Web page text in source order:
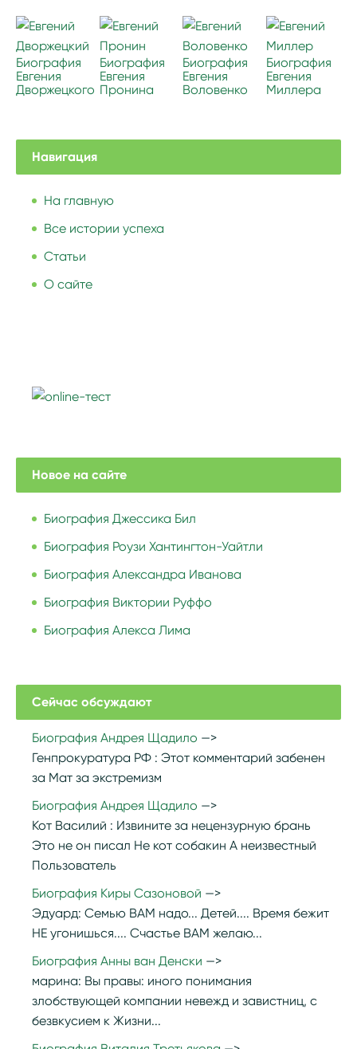
Биография
Евгения
Дворжецкого
Биография
Евгения
Пронина
Биография
Евгения
Воловенко
Биография
Евгения
Миллера
Навигация
На главную
Все истории успеха
Статьи
О сайте
Новое на сайте
Биография Джессика Бил
Биография Роузи Хантингтон-Уайтли
Биография Александра Иванова
Биография Виктории Руффо
Биография Алекса Лима
Сейчас обсуждают
Биография Андрея Щадило
Генпрокуратура РФ : Этот комментарий забенен
за Мат за экстремизм
Биография Андрея Щадило
Кот Василий : Извините за нецензурную брань
Это не он писал Не кот собакин А неизвестный
Пользователь
Биография Киры Сазоновой
Эдуард: Семью ВАМ надо... Детей.... Время бежит
НЕ угонишься.... Счастье ВАМ желаю...
Биография Анны ван Денски
марина: Вы правы: иного понимания
злобствующей компании невежд и завистниц, с
безвкусием к Жизни...